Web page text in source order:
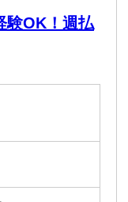
験OK！週払